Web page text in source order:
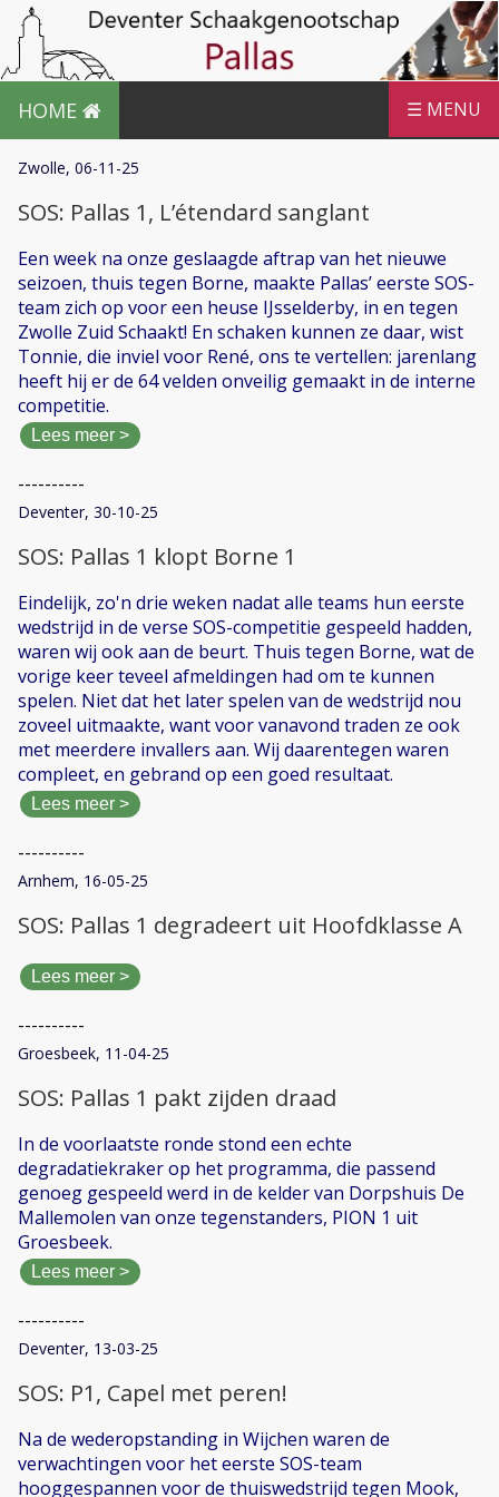
HOME ☰ MENU
Zwolle, 06-11-25
SOS: Pallas 1, L’étendard sanglant
Een week na onze geslaagde aftrap van het nieuwe
seizoen, thuis tegen Borne, maakte Pallas’ eerste SOS-
team zich op voor een heuse IJsselderby, in en tegen
Zwolle Zuid Schaakt! En schaken kunnen ze daar, wist
Tonnie, die inviel voor René, ons te vertellen: jarenlang
heeft hij er de 64 velden onveilig gemaakt in de interne
competitie.
Lees meer >
----------
Deventer, 30-10-25
SOS: Pallas 1 klopt Borne 1
Eindelijk, zo'n drie weken nadat alle teams hun eerste
wedstrijd in de verse SOS-competitie gespeeld hadden,
waren wij ook aan de beurt. Thuis tegen Borne, wat de
vorige keer teveel afmeldingen had om te kunnen
spelen. Niet dat het later spelen van de wedstrijd nou
zoveel uitmaakte, want voor vanavond traden ze ook
met meerdere invallers aan. Wij daarentegen waren
compleet, en gebrand op een goed resultaat.
Lees meer >
----------
Arnhem, 16-05-25
SOS: Pallas 1 degradeert uit Hoofdklasse A
Lees meer >
----------
Groesbeek, 11-04-25
SOS: Pallas 1 pakt zijden draad
In de voorlaatste ronde stond een echte
degradatiekraker op het programma, die passend
genoeg gespeeld werd in de kelder van Dorpshuis De
Mallemolen van onze tegenstanders, PION 1 uit
Groesbeek.
Lees meer >
----------
Deventer, 13-03-25
SOS: P1, Capel met peren!
Na de wederopstanding in Wijchen waren de
verwachtingen voor het eerste SOS-team
hooggespannen voor de thuiswedstrijd tegen Mook,